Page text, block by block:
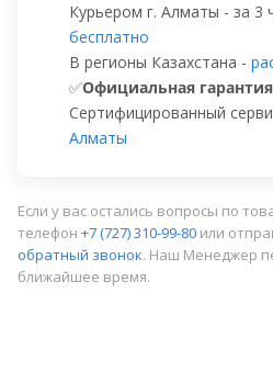
Курьером г. Алматы - за 3
бесплатно
В регионы Казахстана -
✅Официальная гарантия
Сертифицированный
Алматы
Если у вас остались вопросы по
телефон +7 (727) 310-99-80 или
обратный звонок. Наш Менеджер
ближайшее время.